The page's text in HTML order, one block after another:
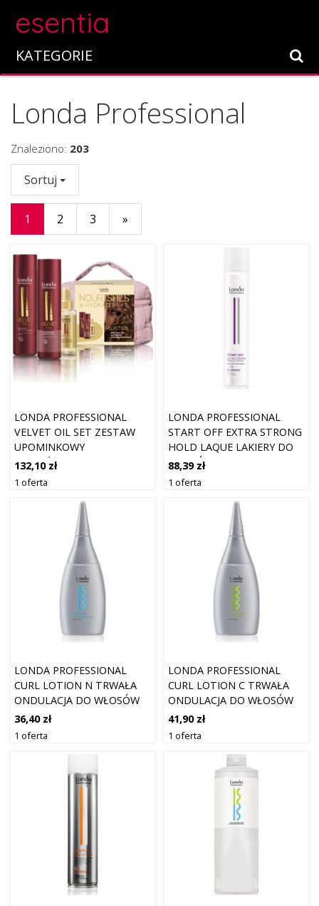
esentia
KATEGORIE
Londa Professional
Znaleziono: 203
Sortuj
1 2 3 »
LONDA PROFESSIONAL
VELVET OIL SET ZESTAW
UPOMINKOWY
NAWILŻAJĄCE I NADAJĄCE
BLASK
132,10 zł
1 oferta
LONDA PROFESSIONAL
START OFF EXTRA STRONG
HOLD LAQUE LAKIERY DO
WŁOSÓW 500 ML DAMSKI
88,39 zł
1 oferta
LONDA PROFESSIONAL
CURL LOTION N TRWAŁA
ONDULACJA DO WŁOSÓW
NORMALNYCH 75 ML
36,40 zł
1 oferta
LONDA PROFESSIONAL
CURL LOTION C TRWAŁA
ONDULACJA DO WŁOSÓW
FARBOWANYCH 75 ML
41,90 zł
1 oferta